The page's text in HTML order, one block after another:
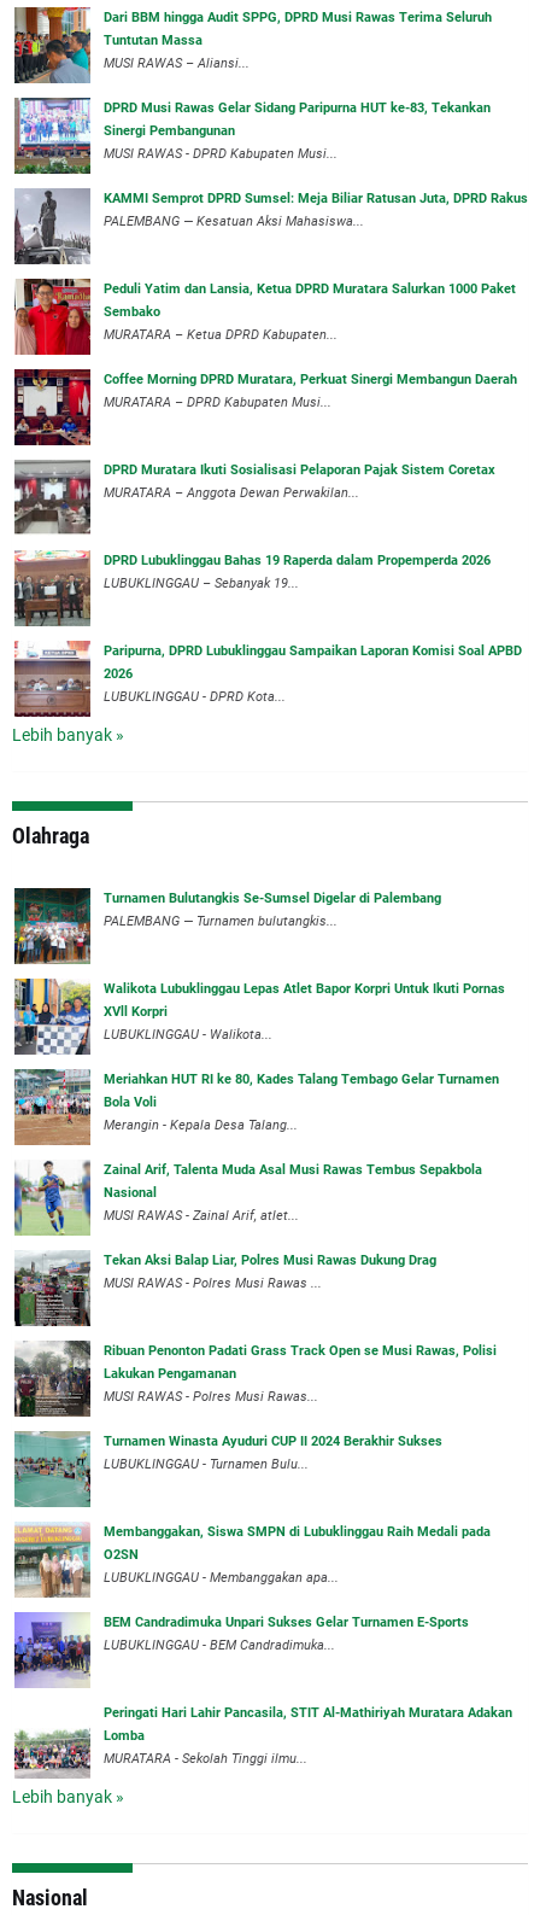
Dari BBM hingga Audit SPPG, DPRD Musi Rawas Terima Seluruh
Tuntutan Massa
MUSI RAWAS – Aliansi...
DPRD Musi Rawas Gelar Sidang Paripurna HUT ke-83, Tekankan
Sinergi Pembangunan
MUSI RAWAS - DPRD Kabupaten Musi...
KAMMI Semprot DPRD Sumsel: Meja Biliar Ratusan Juta, DPRD Rakus
PALEMBANG — Kesatuan Aksi Mahasiswa...
Peduli Yatim dan Lansia, Ketua DPRD Muratara Salurkan 1000 Paket
Sembako
MURATARA – Ketua DPRD Kabupaten...
Coffee Morning DPRD Muratara, Perkuat Sinergi Membangun Daerah
MURATARA – DPRD Kabupaten Musi...
DPRD Muratara Ikuti Sosialisasi Pelaporan Pajak Sistem Coretax
MURATARA – Anggota Dewan Perwakilan...
DPRD Lubuklinggau Bahas 19 Raperda dalam Propemperda 2026
LUBUKLINGGAU – Sebanyak 19...
Paripurna, DPRD Lubuklinggau Sampaikan Laporan Komisi Soal APBD
2026
LUBUKLINGGAU - DPRD Kota...
Lebih banyak »
Olahraga
Turnamen Bulutangkis Se-Sumsel Digelar di Palembang
PALEMBANG — Turnamen bulutangkis...
Walikota Lubuklinggau Lepas Atlet Bapor Korpri Untuk Ikuti Pornas
XVll Korpri
LUBUKLINGGAU - Walikota...
Meriahkan HUT RI ke 80, Kades Talang Tembago Gelar Turnamen
Bola Voli
Merangin - Kepala Desa Talang...
Zainal Arif, Talenta Muda Asal Musi Rawas Tembus Sepakbola
Nasional
MUSI RAWAS - Zainal Arif, atlet...
Tekan Aksi Balap Liar, Polres Musi Rawas Dukung Drag
MUSI RAWAS - Polres Musi Rawas ...
Ribuan Penonton Padati Grass Track Open se Musi Rawas, Polisi
Lakukan Pengamanan
MUSI RAWAS - Polres Musi Rawas...
Turnamen Winasta Ayuduri CUP II 2024 Berakhir Sukses
LUBUKLINGGAU - Turnamen Bulu...
Membanggakan, Siswa SMPN di Lubuklinggau Raih Medali pada
O2SN
LUBUKLINGGAU - Membanggakan apa...
BEM Candradimuka Unpari Sukses Gelar Turnamen E-Sports
LUBUKLINGGAU - BEM Candradimuka...
Peringati Hari Lahir Pancasila, STIT Al-Mathiriyah Muratara Adakan
Lomba
MURATARA - Sekolah Tinggi ilmu...
Lebih banyak »
Nasional